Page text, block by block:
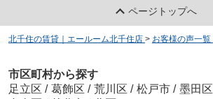
ページトップへ
北千住の賃貸｜エールーム北千住店 > お客様の声一覧
市区町村から探す
足立区 / 葛飾区 / 荒川区 / 松戸市 / 墨田区